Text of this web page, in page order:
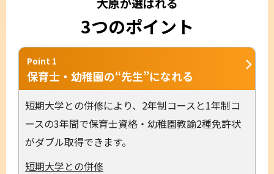
3つのポイント
Point 1
保育士・幼稚園の“先生”になれる
短期大学との併修により、2年制コースと1年制コ
ースの3年間で保育士資格・幼稚園教諭2種免許状
がダブル取得できます。
短期大学との併修